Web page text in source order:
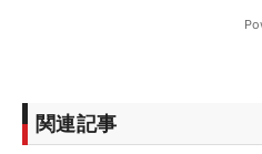
関連記事